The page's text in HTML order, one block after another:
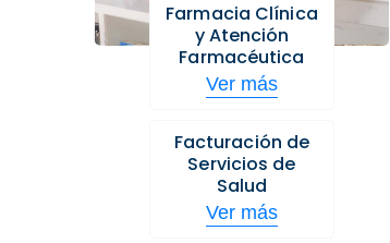
Farmacia Clínica
y Atención
Farmacéutica
Ver más
Facturación de
Servicios de
Salud
Ver más